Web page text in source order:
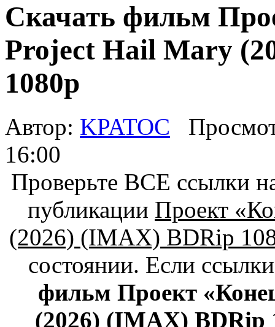
Скачать фильм
Project Hail Mary
1080p
Автор: KPATOC
16:00
Проверьте ВСЕ ссылки
публикации Проект
(2026) (IMAX) BDRip
состоянии. Если
фильм Проект
(2026) (IMAX) BDRip